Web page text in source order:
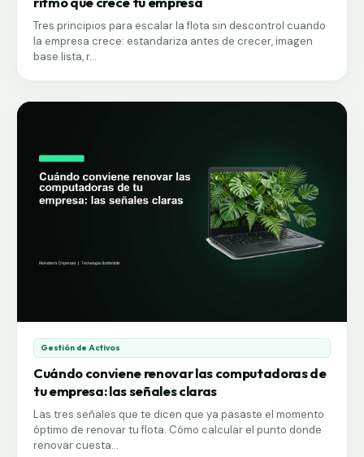
Tres principios para escalar la flota sin descontrol cuando
la empresa crece: estandariza antes de crecer, imagen
base lista, r...
Gestión de Activos
Cuándo conviene renovar las computadoras de
tu empresa: las señales claras
Las tres señales que te dicen que ya pasaste el momento
óptimo de renovar tu flota. Cómo calcular el punto donde
renovar cuesta...